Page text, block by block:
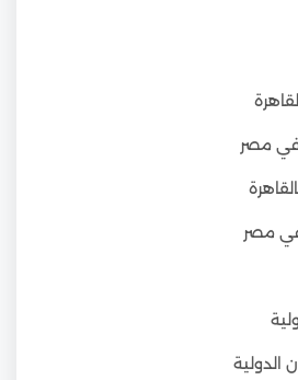
في مصر
مصر
الدولية